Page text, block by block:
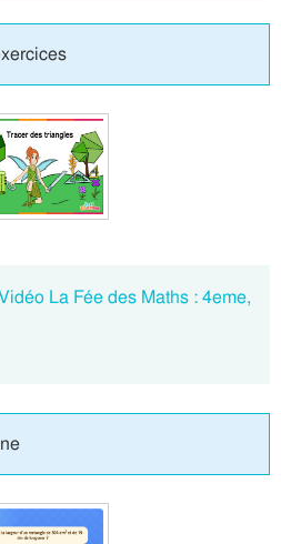
La Fée des Maths : 4eme,